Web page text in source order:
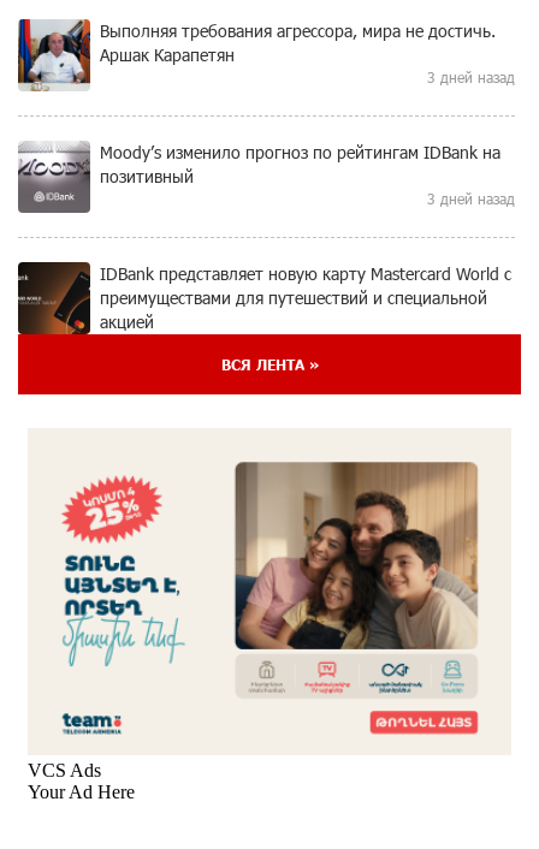
Выполняя требования агрессора, мира не достичь.
Аршак Карапетян
3 дней назад
Moody’s изменило прогноз по рейтингам IDBank на
позитивный
3 дней назад
IDBank представляет новую карту Mastercard World с
преимуществами для путешествий и специальной
акцией
солнечной энергии
4 дней назад
Idram и IDBank - рядом со стартапами на Seaside
Startup Summit
6 дней назад
В мобильном приложении Юнибанка теперь можно
зарегистрироваться также с помощью imID
6 дней назад
«Бесплатные бонусы в играх»: IDBank
ВСЯ ЛЕНТА »